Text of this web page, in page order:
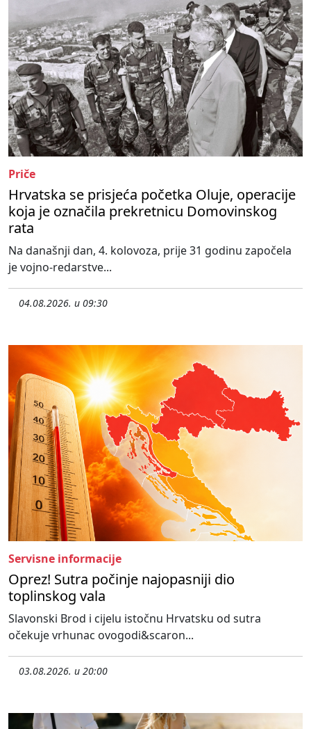
Priče
Hrvatska se prisjeća početka Oluje, operacije
koja je označila prekretnicu Domovinskog
rata
Na današnji dan, 4. kolovoza, prije 31 godinu započela
je vojno-redarstve...
04.08.2026. u 09:30
Servisne informacije
Oprez! Sutra počinje najopasniji dio
toplinskog vala
Slavonski Brod i cijelu istočnu Hrvatsku od sutra
očekuje vrhunac ovogodi&scaron...
03.08.2026. u 20:00